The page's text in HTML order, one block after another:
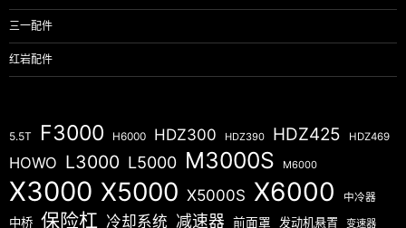
三一配件
红岩配件
5.5T F3000 H6000 HDZ300 HDZ390 HDZ425 HDZ469
HOWO L3000 L5000 M3000S M6000
X3000 X5000 X5000S X6000 中冷器
中桥 保险杠 冷却系统 减速器 前面罩 发动机悬置 变速器